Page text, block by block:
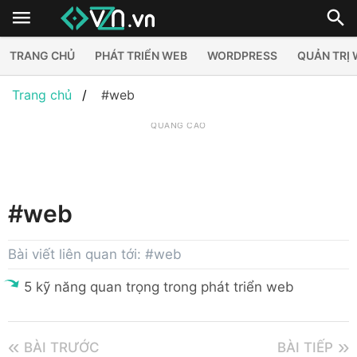
TRANG CHỦ PHÁT TRIỂN WEB WORDPRESS QUẢN TRỊ
Trang chủ #web
QUẢNG CÁO
#web
Bài viết liên quan tới: #web
5 kỹ năng quan trọng trong phát triển web
BÀI TRƯỚC BÀI TIẾP